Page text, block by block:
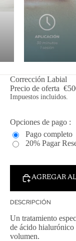
Corrección Labial
Precio de oferta
Impuestos incluidos.
Opciones de pago :
Pago completo
20% Pagar
AGREGAR
DESCRIPCIÓN
Un tratamiento
de ácido hialurónico
volumen.